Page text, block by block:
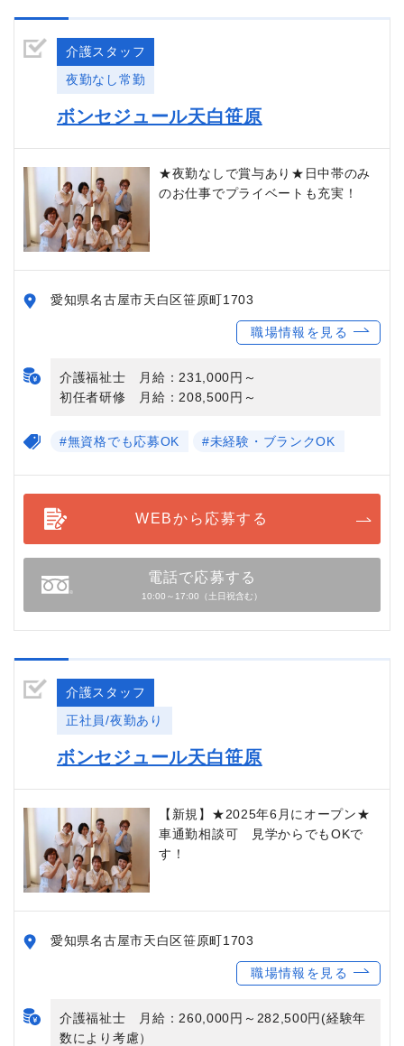
介護スタッフ
夜勤なし常勤
ボンセジュール天白笹原
★夜勤なしで賞与あり★日中帯のみ
のお仕事でプライベートも充実！
愛知県名古屋市天白区笹原町1703
職場情報を見る
介護福祉士 月給：231,000円～
初任者研修 月給：208,500円～
#無資格でも応募OK #未経験・ブランクOK
WEBから応募する
電話で応募する
10:00～17:00（土日祝含む）
介護スタッフ
正社員/夜勤あり
ボンセジュール天白笹原
【新規】★2025年6月にオープン★
車通勤相談可 見学からでもOKで
す！
愛知県名古屋市天白区笹原町1703
職場情報を見る
介護福祉士 月給：260,000円～282,500円(経験年
数により考慮）